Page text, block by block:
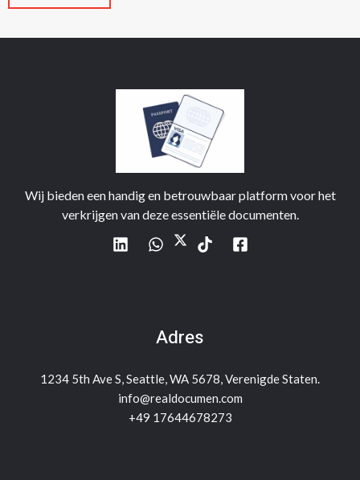
Wij bieden een handig en betrouwbaar platform voor het
verkrijgen van deze essentiële documenten.
Adres
1234 5th Ave S, Seattle, WA 5678, Verenigde Staten.
info@realdocumen.com
+49 17644678273